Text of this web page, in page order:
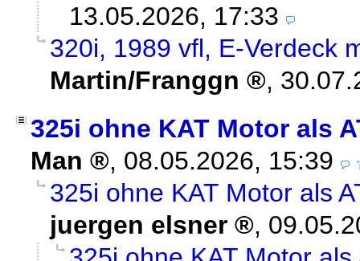
13.05.2026, 17:33
320i, 1989 vfl, E-Verdeck
Martin/Franggn
,
325i ohne KAT Motor als
Man
, 08.05.2026, 15:39
325i ohne KAT Motor als
juergen elsner
,